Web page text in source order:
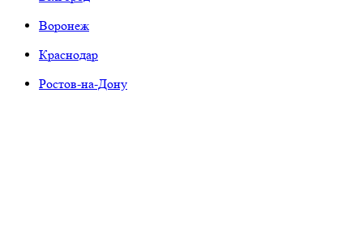
Воронеж
Краснодар
Ростов-на-Дону